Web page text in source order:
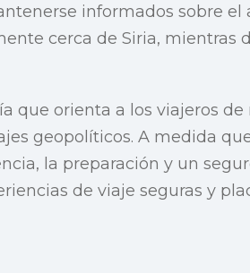
informados sobre el
cerca de Siria, mientras
que orienta a los viajeros
geopolíticos. A medida
la preparación y un
de viaje seguras y